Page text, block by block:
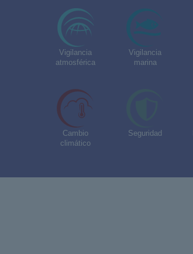
Vigilancia
atmosférica
Vigilancia
marina
Cambio
climático
Seguridad